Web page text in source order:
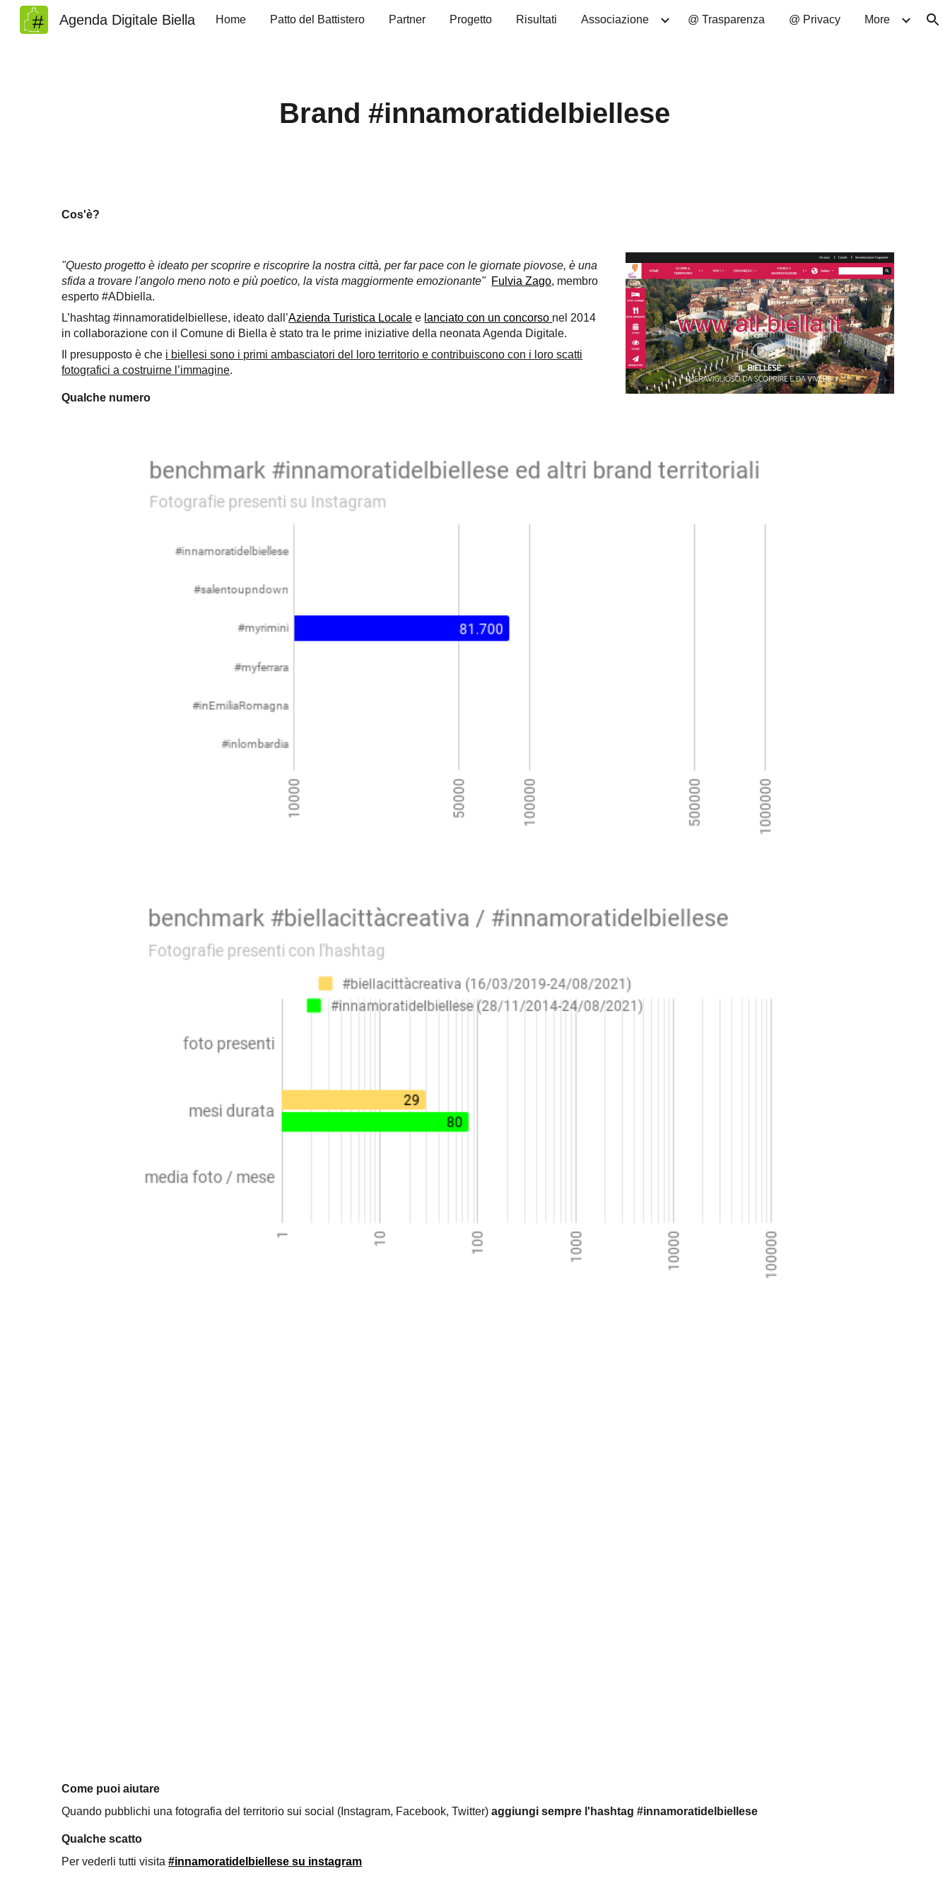
Skip to main content Skip to navigation
Agenda Digitale Biella Home Patto del Battistero Partner Progetto Risultati Associazione @ Trasparenza @ Privacy More
Brand #innamoratidelbiellese
Cos'è?
"Questo progetto è ideato per scoprire e riscoprire la nostra città, per far pace con le giornate piovose, è una
sfida a trovare l'angolo meno noto e più poetico, la vista maggiormente emozionante" Fulvia Zago, membro
esperto #ADbiella.
L’hashtag #innamoratidelbiellese, ideato dall’Azienda Turistica Locale e lanciato con un concorso nel 2014
in collaborazione con il Comune di Biella è stato tra le prime iniziative della neonata Agenda Digitale.
Il presupposto è che i biellesi sono i primi ambasciatori del loro territorio e contribuiscono con i loro scatti
fotografici a costruirne l’immagine.
Qualche numero
Come puoi aiutare
Quando pubblichi una fotografia del territorio sui social (Instagram, Facebook, Twitter)aggiungi sempre l'hashtag #innamoratidelbiellese
Qualche scatto
Per vederli tutti visita#innamoratidelbiellese su instagram